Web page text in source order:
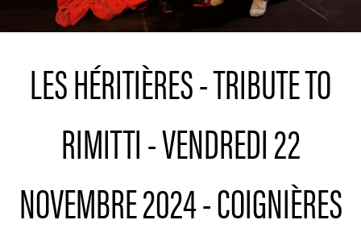
LES HÉRITIÈRES - TRIBUTE TO
RIMITTI - VENDREDI 22
NOVEMBRE 2024 - COIGNIÈRES